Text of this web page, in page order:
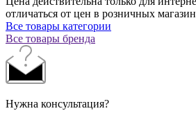
отличаться от цен в розничных
Все товары категории
Все товары бренда
Нужна консультация?